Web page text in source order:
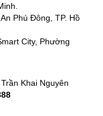
Phú Đông, TP. Hồ
City, Phường
Khai Nguyên